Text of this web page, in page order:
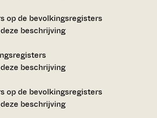
op de bevolkingsregisters
beschrijving
beschrijving
op de bevolkingsregisters
beschrijving